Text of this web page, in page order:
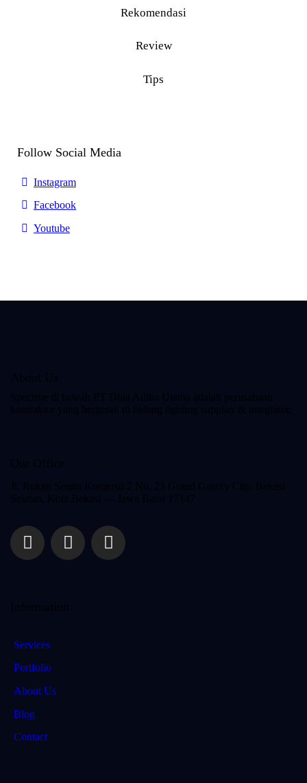
Rekomendasi
Review
Tips
Follow Social Media
Instagram
Facebook
Youtube
Services
Portfolio
About Us
Blog
Contact